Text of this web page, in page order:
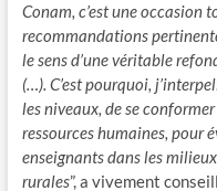
Conam, c’est une occasion
recommandations
le sens d’une véritable
(…). C’est pourquoi,
les niveaux, de se
ressources humaines, pour
enseignants dans les
rurales”, a vivement